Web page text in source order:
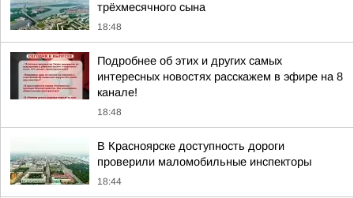
трёхмесячного сына
18:48
Подробнее об этих и других самых
интересных новостях расскажем в эфире на 8
канале!
18:48
В Красноярске доступность дороги
проверили маломобильные инспекторы
18:44